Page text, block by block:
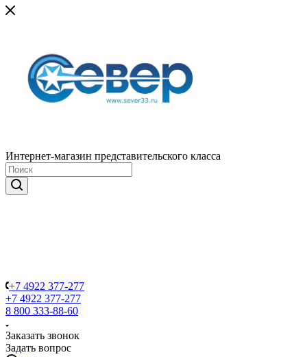
Интернет-магазин представительского класса
+7 4922 377-277
+7 4922 377-277
8 800 333-88-60
Заказать звонок
Задать вопрос